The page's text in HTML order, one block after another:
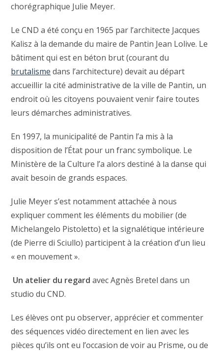
chorégraphique Julie Meyer.
Le CND a été conçu en 1965 par l’architecte Jacques
Kalisz à la demande du maire de Pantin Jean Lolive. Le
bâtiment qui est en béton brut (courant du
brutalisme dans l’architecture) devait au départ
accueillir la cité administrative de la ville de Pantin, un
endroit où les citoyens pouvaient venir faire toutes
leurs démarches administratives.
En 1997, la municipalité de Pantin l’a mis à la
disposition de l’État pour un franc symbolique. Le
Ministère de la Culture l’a alors destiné à la danse qui
avait besoin de grands espaces.
Julie Meyer s’est notamment attachée à nous
expliquer comment les éléments du mobilier (de
Michelangelo Pistoletto) et la signalétique intérieure
(de Pierre di Sciullo) participent à la création d’un lieu
« en mouvement ».
Un atelier du regard avec Agnès Bretel dans un
studio du CND.
Les élèves ont pu observer, apprécier et commenter
des séquences vidéo directement en lien avec les
pièces qu’ils ont eu l’occasion de voir au Prisme, ou de